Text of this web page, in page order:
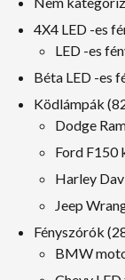
4X4 LED -es
LED -es
Béta LED -es
Ködlámpák
Dodge
Ford F150
Harley
Jeep
Fényszórók
BMW